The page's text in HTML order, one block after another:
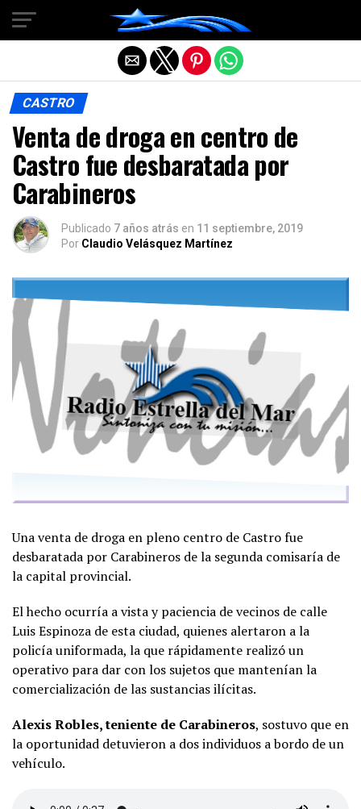
CASTRO
Venta de droga en centro de
Castro fue desbaratada por
Carabineros
Publicado 7 años atrás en 11 septiembre, 2019
Por Claudio Velásquez Martínez
Una venta de droga en pleno centro de Castro fue
desbaratada por Carabineros de la segunda comisaría de
la capital provincial.
El hecho ocurría a vista y paciencia de vecinos de calle
Luis Espinoza de esta ciudad, quienes alertaron a la
policía uniformada, la que rápidamente realizó un
operativo para dar con los sujetos que mantenían la
comercialización de las sustancias ilícitas.
Alexis Robles, teniente de Carabineros, sostuvo que en
la oportunidad detuvieron a dos individuos a bordo de un
vehículo.
Salir de la versión móvil